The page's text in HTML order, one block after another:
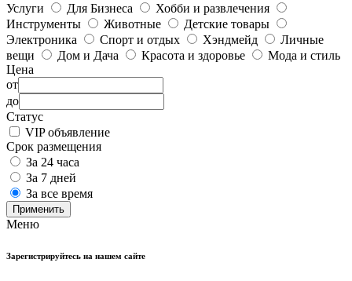
Услуги
Для Бизнеса
Хобби и развлечения
Инструменты
Животные
Детские товары
Электроника
Спорт и отдых Хэндмейд
Личные
вещи
Дом и Дача Красота и здоровье
Мода и стиль
Цена
от
до
Статус
VIP объявление
Срок размещения
За 24 часа
За 7 дней
За все время
Применить
Меню
Зарегистрируйтесь на нашем сайте